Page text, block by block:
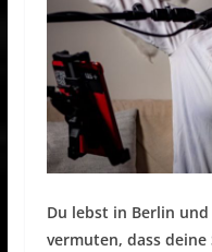
Du lebst in Berlin
vermuten, dass deine